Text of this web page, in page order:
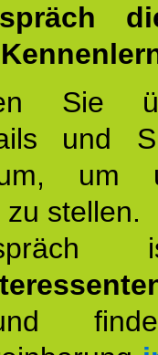
Sie
und
um
stellen.